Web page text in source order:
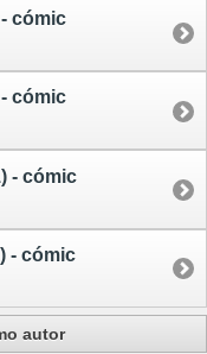
cómic
cómic
- cómic
- cómic
autor